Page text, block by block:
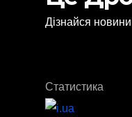
Дізнайся
Статистика